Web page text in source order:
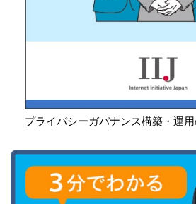
プライバシーガバナンス構築・運用